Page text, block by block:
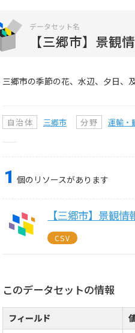
データセット名
【三郷市】景観
三郷市の季節の花、水辺、夕日、
自治体 三郷市 分野 運輸・
1 個のリソースがあります
【三郷市】景観情
CSV
このデータセットの情報
フィールド